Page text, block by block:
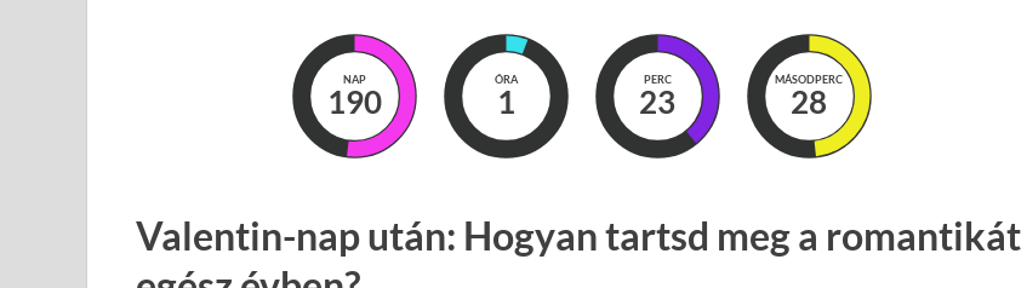
NAP
190
ÓRA
1
PERC
23
MÁSODPERC
27
Valentin-nap után: Hogyan tartsd meg a romantikát